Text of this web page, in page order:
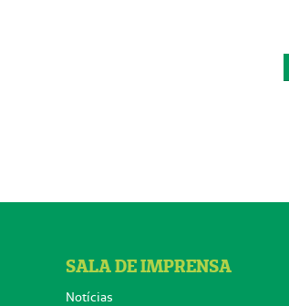
SALA DE IMPRENSA
Notícias